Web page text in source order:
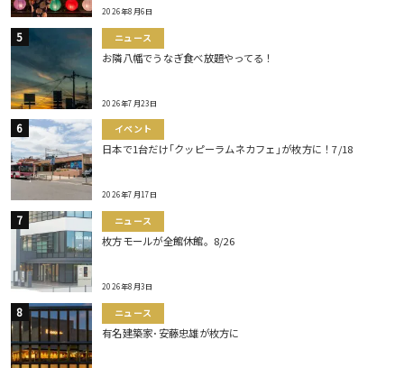
2026年8月6日
ニュース
お隣八幡でうなぎ食べ放題やってる！
2026年7月23日
イベント
日本で1台だけ｢クッピーラムネカフェ｣が枚方に！7/18
2026年7月17日
ニュース
枚方モールが全館休館。8/26
2026年8月3日
ニュース
有名建築家･安藤忠雄が枚方に